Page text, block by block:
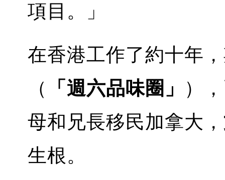
項目。」
在香港工作了約十年
（
「週六品味圈」
）
母和兄長移民加拿大，
生根。